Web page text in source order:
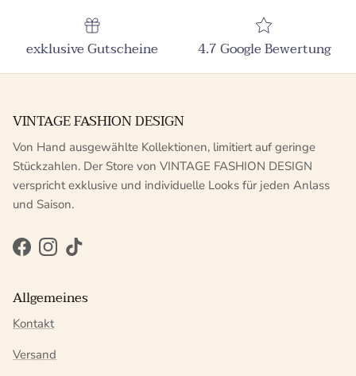
exklusive Gutscheine 4.7 Google Bewertung
VINTAGE FASHION DESIGN
Von Hand ausgewählte Kollektionen, limitiert auf geringe
Stückzahlen. Der Store von VINTAGE FASHION DESIGN
verspricht exklusive und individuelle Looks für jeden Anlass
und Saison.
FacebookInstagram
TikTok
Allgemeines
Kontakt
Versand